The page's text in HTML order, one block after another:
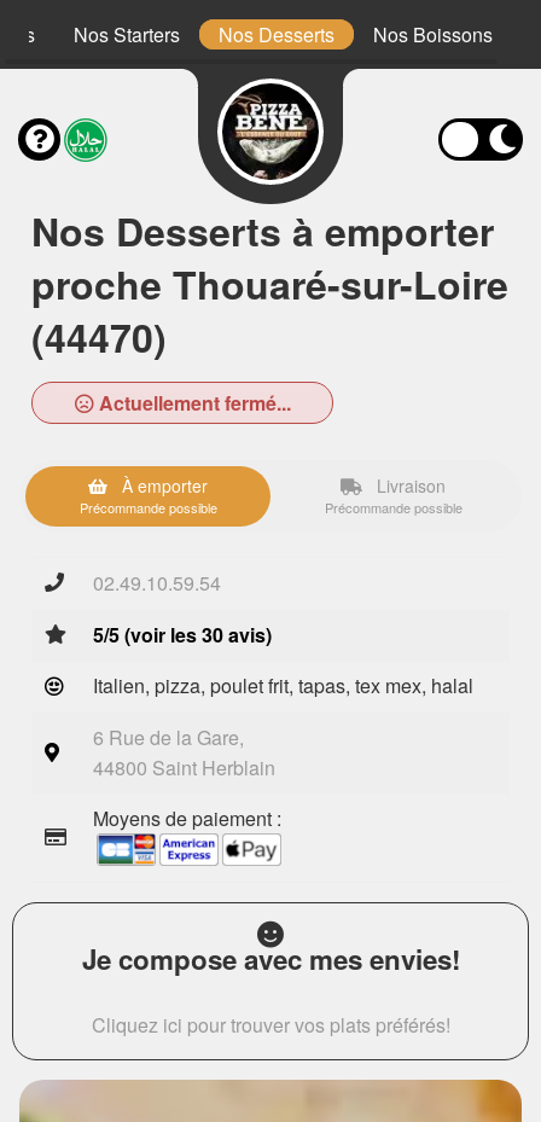
Nos Starters Nos Desserts Nos Boissons
Nos Desserts à emporter
proche Thouaré-sur-Loire
(44470)
Actuellement fermé...
À emporter
Précommande possible
Livraison
Précommande possible
02.49.10.59.54
5/5 (voir les 30 avis)
Italien, pizza, poulet frit, tapas, tex mex, halal
6 Rue de la Gare,
44800 Saint Herblain
Moyens de paiement :
Je compose avec mes envies!
Cliquez ici pour trouver vos plats préférés!